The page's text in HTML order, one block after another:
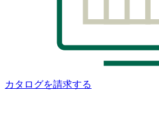
カタログを請求する